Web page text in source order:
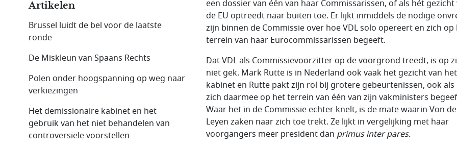
een dossier van één van haar Commissarissen, of als hét gezicht
de EU optreedt naar buiten toe. Er lijkt inmiddels de nodige
zijn binnen de Commissie over hoe VDL solo opereert en zich op
terrein van haar Eurocommissarissen begeeft.
Dat VDL als Commissievoorzitter op de voorgrond treedt, is op
niet gek. Mark Rutte is in Nederland ook vaak het gezicht van het
kabinet en Rutte pakt zijn rol bij grotere gebeurtenissen, ook als
zich daarmee op het terrein van één van zijn vakministers
Waar het in de Commissie echter knelt, is de mate waarin Von
Leyen zaken naar zich toe trekt. Ze lijkt in vergelijking met haar
voorgangers meer president dan primus inter pares.
Artikelen
Brussel luidt de bel voor de laatste
ronde
De Miskleun van Spaans Rechts
Polen onder hoogspanning op weg naar
verkiezingen
Het demissionaire kabinet en het
gebruik van het niet behandelen van
controversiële voorstellen